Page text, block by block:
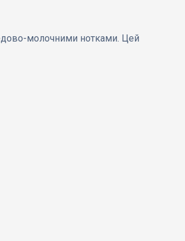
молочними нотками. Цей